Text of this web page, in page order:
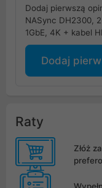
Dodaj pierwszą
NASync DH2300,
1GbE, 4K + kabel
Dodaj
Raty
Złóż